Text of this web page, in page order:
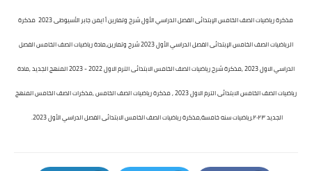
مذكرة رياضيات الصف الخامس الإبتدائى الفصل الدراسي الأول شرح وتمارين أ ايمن جابر الأسيوطى 2023 مذكرة
الرياضيات الصف الخامس الإبتدائى الفصل الدراسي الأول 2023 شرح وتمارين,مادة رياضيات الصف الخامس الفصل
الدراسي الاول 2023 ,مذكرة شرح رياضيات الصف الخامس الابتدائى الترم الاول 2022 - 2023 المنهج الجديد ,مادة
رياضيات الصف الخامس الابتدائى الترم الاول 2023 , مذكرة رياضيات الصف الخامس ,مذكرات الصف الخامس المنهج
الجديد ٢٠٢٣,رياضيات سنه خامسة,مذكرة رياضيات الصف الخامس الابتدائى الفصل الدراسي الأول 2023.